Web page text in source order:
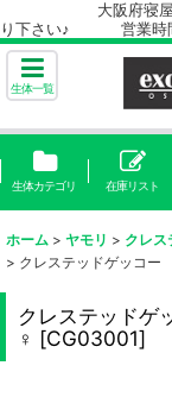
大阪府寝屋川市に
り下さい♪ 営業時間
生体一覧
生体カテゴリ 在庫リスト
ホーム > ヤモリ > クレス
> クレステッドゲッコ
クレステッド
♀ [CG03001]